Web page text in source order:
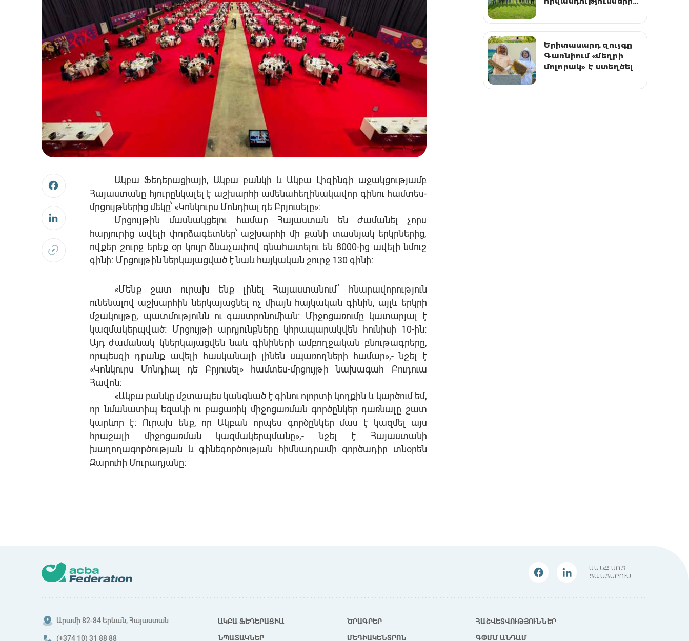
Ակբա Ֆեդերացիայի, Ակբա բանկի և Ակբա Լիզինգի աջակցությամբ
Հայաստանը հյուրընկալել է աշխարհի ամենահեղինակավոր գինու համտես-
մրցույթներից մեկը՝ «Կոնկուրս Մոնդիալ դե Բրյուսելը»։
Մրցույթին մասնակցելու համար Հայաստան են ժամանել չորս
հարյուրից ավելի փորձագետներ՝ աշխարհի մի քանի տասնյակ երկրներից,
ովքեր շուրջ երեք օր կույր ձևաչափով գնահատելու են 8000-ից ավելի նմուշ
գինի։ Մրցույթին ներկայացված է նաև հայկական շուրջ 130 գինի։
«Մենք շատ ուրախ ենք լինել Հայաստանում՝
հնարավորություն
ունենալով աշխարհին ներկայացնել ոչ միայն հայկական գինին, այլև երկրի
մշակույթը, պատմությունն ու գաստրոնոմիան։ Միջոցառումը կատարյալ
է
կազմակերպված։ Մրցույթի արդյունքները կհրապարակվեն հունիսի 10-ին։
Այդ ժամանակ կներկայացվեն նաև գինիների ամբողջական բնութագրերը,
որպեսզի դրանք ավելի հասկանալի լինեն սպառողների համար»,-նշել
է
«Կոնկուրս Մոնդիալ դե Բրյուսել» համտես-մրցույթի նախագահ
Բուդուա
Հավոն։
«Ակբա բանկը մշտապես կանգնած է գինու ոլորտի կողքին և կարծում եմ,
որ նմանատիպ եզակի ու բացառիկ միջոցառման գործընկեր դառնալը շատ
կարևոր
է։ Ուրախ ենք, որ Ակբան որպես գործընկեր մաս է կազմել
այս
հրաշալի
միջոցառման կազմակերպմանը»,-նշել է
Հայաստանի
խաղողագործության
և գինեգործության հիմնադրամի գործադիր
տնօրեն
Զարուհի Մուրադյանը։
Երիտասարդ զույգը
Գառնիում «մեղրի
մոլորակ» է ստեղծել
ՄԵՆՔ ՍՈՑ
ՑԱՆՑԵՐՈՒՄ
Արամի 82-84 Երևան, Հայաստան
(+374 10) 31 88 88
ԱԿԲԱ ՖԵԴԵՐԱՑԻԱ ԾՐԱԳՐԵՐ ՀԱՇՎԵՏՎՈՒԹՅՈՒՆՆԵՐ
ՆՊԱՏԱԿՆԵՐ ՄԵԴԻԱԿԵՆՏՐՈՆ ԳՓՄՄ ԱՆԴԱՄ